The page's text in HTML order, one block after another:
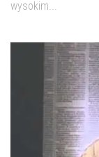
wysokim...